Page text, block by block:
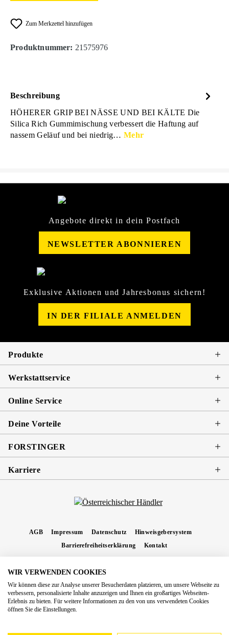
Zum Merkzettel hinzufügen
Produktnummer: 21575976
Beschreibung
HÖHERER GRIP BEI NÄSSE UND BEI KÄLTE Die
Silica Rich Gummimischung verbessert die Haftung auf
nassem Geläuf und bei niedrig… Mehr
Angebote direkt in dein Postfach
NEWSLETTER ABONNIEREN
Exklusive Aktionen und Jahresbonus sichern!
IN DER FILIALE ANMELDEN
Produkte
Werkstattservice
Online Service
Deine Vorteile
FORSTINGER
Karriere
AGB Impressum Datenschutz
Hinweisgebersystem
Barrierefreiheitserklärung
Kontakt
Nachnahmegebühren, wenn nicht anders angegeben.
Copyright 2026 Forstinger Österreich GmbH
Königstetter Straße 128 - 134/OG3, 3430 Tulln
WIR VERWENDEN COOKIES
Wir können diese zur Analyse unserer Besucherdaten platzieren, um unsere Webseite zu
verbessern, personalisierte Inhalte anzuzeigen und Ihnen ein großartiges Webseiten-
Erlebnis zu bieten. Für weitere Informationen zu den von uns verwendeten Cookies
öffnen Sie die Einstellungen.